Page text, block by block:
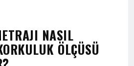
NASIL
ÖLÇÜSÜ